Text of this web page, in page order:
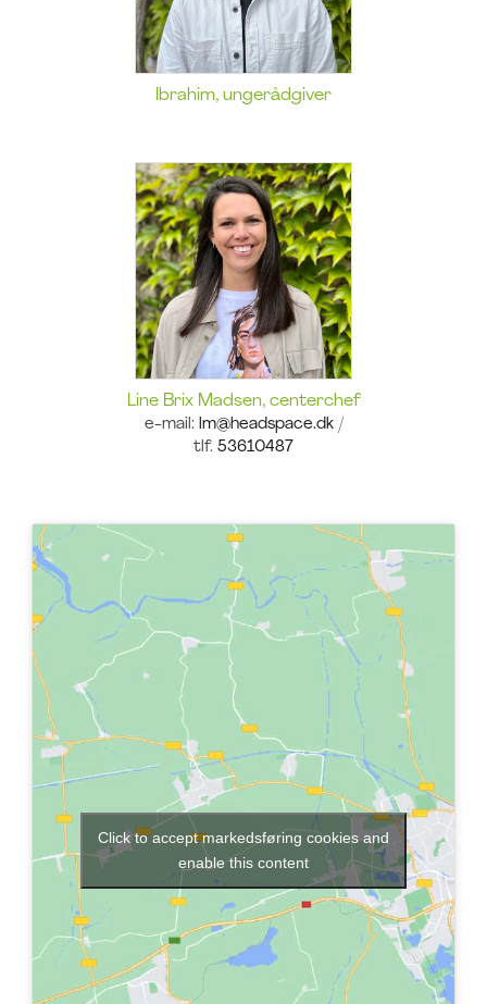
Ibrahim, ungerådgiver
Line Brix Madsen, centerchef
e-mail: lm@headspace.dk/
tlf. 53610487
Click to accept markedsføring cookies and
enable this content